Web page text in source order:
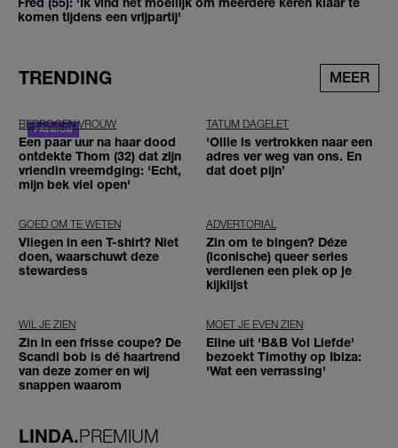
komen tijdens een vrijpartij'
TRENDING MEER
BEDROGEN VROUW
Een paar uur na haar dood
ontdekte Thom (32) dat zijn
vriendin vreemdging: 'Echt,
mijn bek viel open'
TATUM DAGELET
'Ollie is vertrokken naar een
adres ver weg van ons. En
dat doet pijn’
GOED OM TE WETEN
Vliegen in een T-shirt? Niet
doen, waarschuwt deze
stewardess
ADVERTORIAL
Zin om te bingen? Déze
(iconische) queer series
verdienen een plek op je
kijklijst
WIL JE ZIEN
Zin in een frisse coupe? De
Scandi bob is dé haartrend
van deze zomer en wij
snappen waarom
MOET JE EVEN ZIEN
Eline uit 'B&B Vol Liefde'
bezoekt Timothy op Ibiza:
'Wat een verrassing'
LINDA.PREMIUM